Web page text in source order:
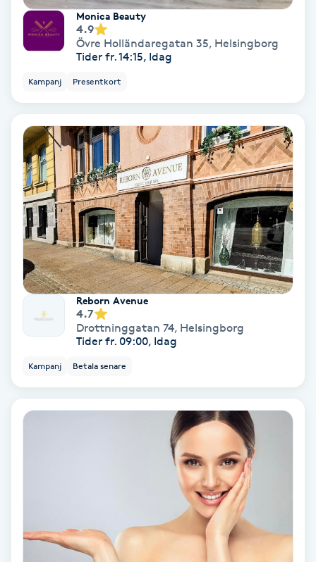
Fotmassage
Fransar
Fransborttagning
Fransfärgning
Fransförlängning
Fransförlängning Megavolym
Fransförlängning Volym
Fransk manikyr
Fransrengöring
Friskvårdsmassage
Monica Beauty
4.9
Övre Holländaregatan 35, Helsingborg
Tider fr. 14:15, Idag
Kampanj Presentkort
Reborn Avenue
4.7
Drottninggatan 74, Helsingborg
Tider fr. 09:00, Idag
Kampanj Betala senare